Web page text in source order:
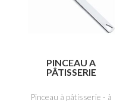
PINCEAU A
PÂTISSERIE
Pinceau à pâtisserie - à